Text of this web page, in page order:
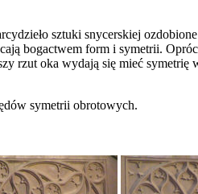
sztuki snycerskiej
bogactwem form i symetrii.
rzut oka wydają się mieć symetrię
symetrii obrotowych.